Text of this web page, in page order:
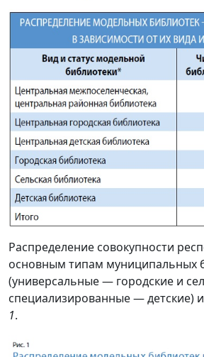
Распределение совокупности
основным типам муниципальных
(универсальные — городские и
специализированные — детские)
1.